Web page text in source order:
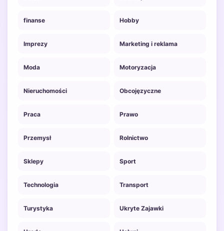
finanse Hobby
Imprezy Marketing i reklama
Moda Motoryzacja
Nieruchomości Obcojęzyczne
Praca Prawo
Przemysł Rolnictwo
Sklepy Sport
Technologia Transport
Turystyka Ukryte Zajawki